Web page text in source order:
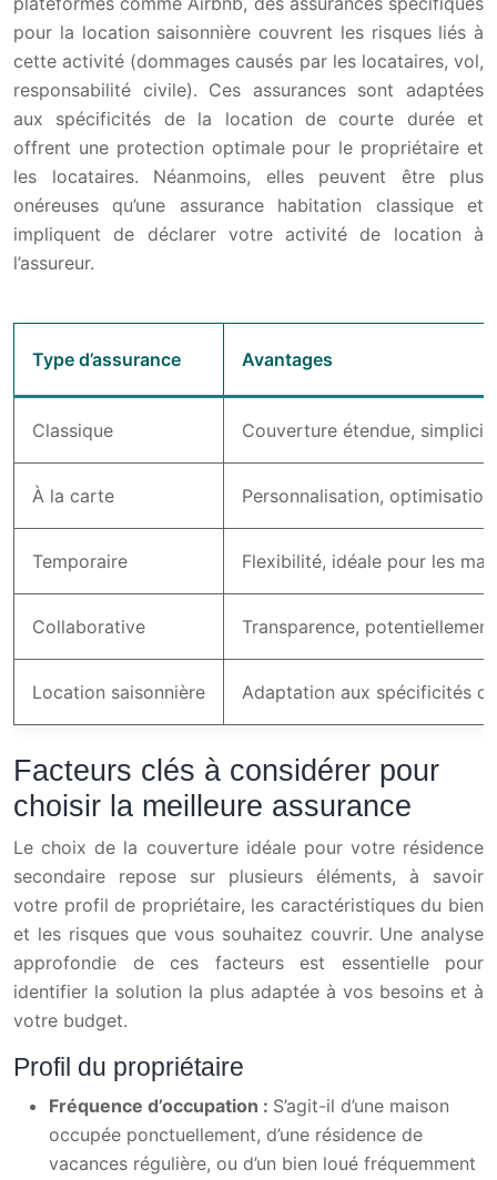
pour la location saisonnière couvrent les risques liés à
cette activité (dommages causés par les locataires, vol,
responsabilité civile). Ces assurances sont adaptées
aux spécificités de la location de courte durée et
offrent une protection optimale pour le propriétaire et
les locataires. Néanmoins, elles peuvent être plus
onéreuses qu’une assurance habitation classique et
impliquent de déclarer votre activité de location à
l’assureur.
Type d’assurance Avantages
Classique Couverture étendue,
À la carte Personnalisation,
Temporaire Flexibilité, idéale pour les
Collaborative Transparence,
Location saisonnière Adaptation aux spécificités
Facteurs clés à considérer pour
choisir la meilleure assurance
Le choix de la couverture idéale pour votre résidence
secondaire repose sur plusieurs éléments, à savoir
votre profil de propriétaire, les caractéristiques du bien
et les risques que vous souhaitez couvrir. Une analyse
approfondie de ces facteurs est essentielle pour
identifier la solution la plus adaptée à vos besoins et à
votre budget.
Profil du propriétaire
Fréquence d’occupation : S’agit-il d’une maison
occupée ponctuellement, d’une résidence de
vacances régulière, ou d’un bien loué fréquemment